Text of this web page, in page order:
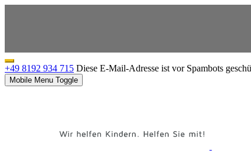
+49 8192 934 715 Diese E-Mail-Adresse ist vor Spambots
Mobile Menu Toggle